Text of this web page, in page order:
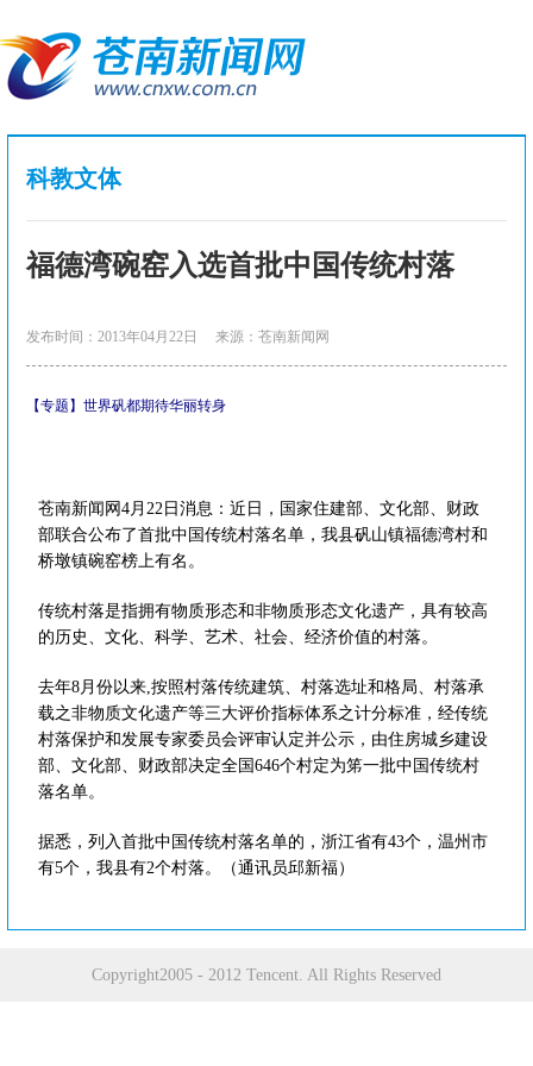
科教文体
福德湾碗窑入选首批中国传统村落
发布时间：2013年04月22日 来源：苍南新闻网
【专题】世界矾都期待华丽转身
苍南新闻网4月22日消息：近日，国家住建部、文化部、财政
部联合公布了首批中国传统村落名单，我县矾山镇福德湾村和
桥墩镇碗窑榜上有名。
传统村落是指拥有物质形态和非物质形态文化遗产，具有较高
的历史、文化、科学、艺术、社会、经济价值的村落。
去年8月份以来,按照村落传统建筑、村落选址和格局、村落承
载之非物质文化遗产等三大评价指标体系之计分标准，经传统
村落保护和发展专家委员会评审认定并公示，由住房城乡建设
部、文化部、财政部决定全国646个村定为笫一批中国传统村
落名单。
据悉，列入首批中国传统村落名单的，浙江省有43个，温州市
有5个，我县有2个村落。（通讯员邱新福）
Copyright2005 - 2012 Tencent. All Rights Reserved